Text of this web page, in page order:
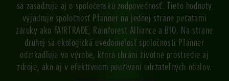
sa zasadzuje aj o spoločenskú zodpovednosť. Tieto hodnoty
vyjadruje spoločnosť Pfanner na jednej strane pečaťami
záruky ako FAIRTRADE, Rainforest Alliance a BIO. Na strane
druhej sa ekologická uvedomelosť spoločnosti Pfanner
odzrkadľuje vo výrobe, ktorá chráni životné prostredie aj
zdroje, ako aj v efektívnom používaní udržateľných obalov.